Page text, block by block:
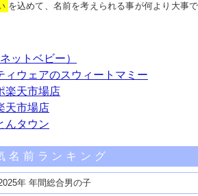
を込めて、名前を考えられる事が何より大事で
ットベビー）
ィウェアのスウィートマミー
楽天市場店
天市場店
んタウン
名前ランキング
年 年間総合男の子